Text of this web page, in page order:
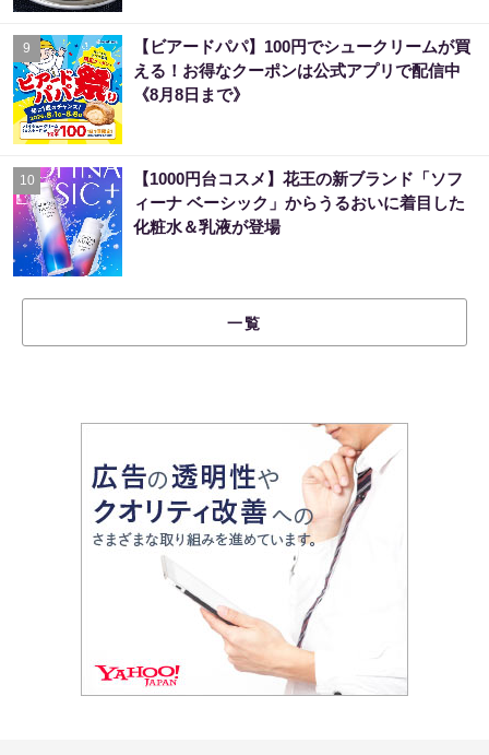
9
【ビアードパパ】100円でシュークリームが買
える！お得なクーポンは公式アプリで配信中
《8月8日まで》
10
【1000円台コスメ】花王の新ブランド「ソフ
ィーナ ベーシック」からうるおいに着目した
化粧水＆乳液が登場
一覧